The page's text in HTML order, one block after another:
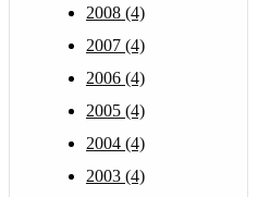
2008 (4)
2007 (4)
2006 (4)
2005 (4)
2004 (4)
2003 (4)